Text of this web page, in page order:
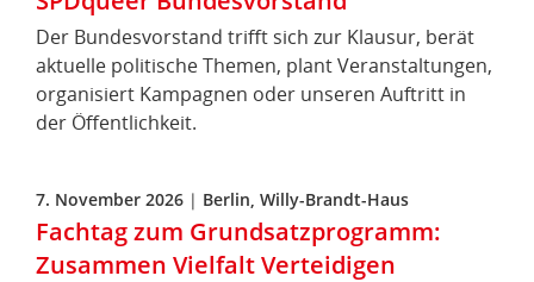
Der Bundesvorstand trifft sich zur Klausur, berät
aktuelle politische Themen, plant Veranstaltungen,
organisiert Kampagnen oder unseren Auftritt in
der Öffentlichkeit.
7. November 2026 | Berlin, Willy-Brandt-Haus
Fachtag zum Grundsatzprogramm:
Zusammen Vielfalt Verteidigen